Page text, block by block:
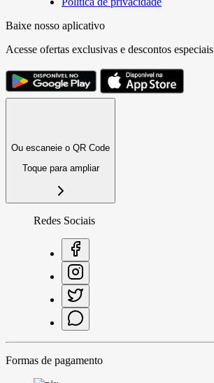
Baixe nosso aplicativo
Acesse ofertas exclusivas e descontos especiais
Ou escaneie o QR Code
Toque para ampliar
Redes Sociais
Formas de pagamento